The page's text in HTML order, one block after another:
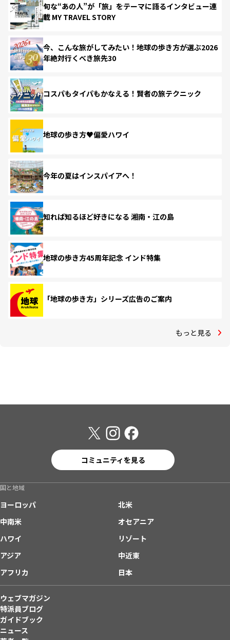
旬な“あの人”が「旅」をテーマに語るインタビュー連
載 MY TRAVEL STORY
今、こんな旅がしてみたい！地球の歩き方が選ぶ2026
年絶対行くべき旅先30
コスパもタイパもかなえる！賢者の旅テクニック
地球の歩き方♥偏愛ハワイ
今年の夏はインスパイアへ！
知れば知るほど好きになる 湘南・江の島
地球の歩き方45周年記念 インド特集
「地球の歩き方」シリーズ広告のご案内
もっと見る
コミュニティを見る
国と地域
ヨーロッパ
北米
中南米
オセアニア
ハワイ
リゾート
アジア
中近東
アフリカ
日本
ウェブマガジン
特派員ブログ
ガイドブック
ニュース